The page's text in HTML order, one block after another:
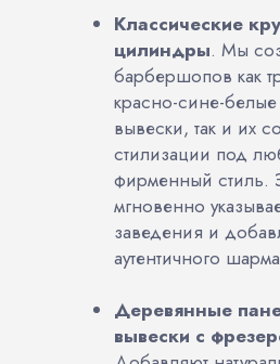
Классические
цилиндры. Мы
барбершопов как
красно-сине-
вывески, так и их
стилизации под
фирменный стиль.
мгновенно
заведения и
аутентичного
Деревянные
вывески с